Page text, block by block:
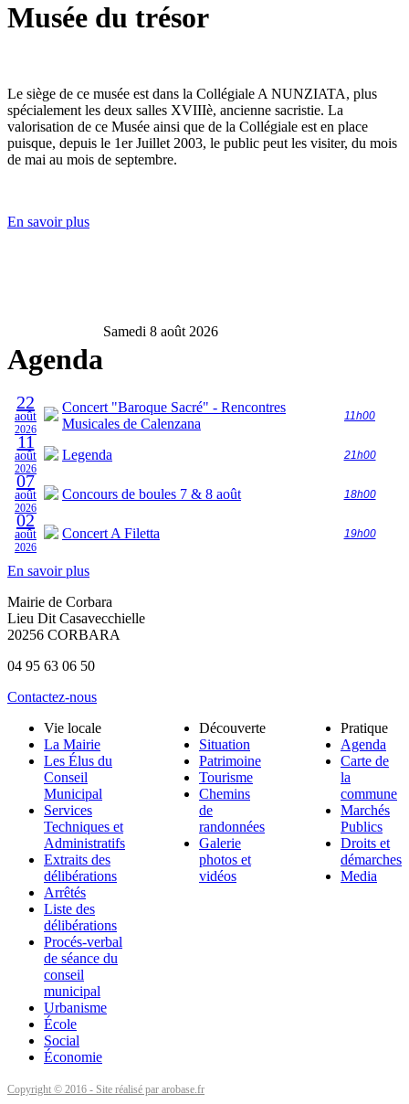
Musée du trésor
Le siège de ce musée est dans la Collégiale A NUNZIATA, plus
spécialement les deux salles XVIIIè, ancienne sacristie. La
valorisation de ce Musée ainsi que de la Collégiale est en place
puisque, depuis le 1er Juillet 2003, le public peut les visiter, du mois
de mai au mois de septembre.
En savoir plus
Agenda
Samedi 8 août 2026
22
août
2026
Concert "Baroque Sacré" - Rencontres
Musicales de Calenzana
11h00
11
août
2026
Legenda 21h00
07
août
2026
Concours de boules 7 & 8 août 18h00
02
août
2026
Concert A Filetta 19h00
En savoir plus
Mairie de Corbara
Lieu Dit Casavecchielle
20256 CORBARA
04 95 63 06 50
Contactez-nous
Vie locale
La Mairie
Les Élus du
Conseil
Municipal
Services
Techniques et
Administratifs
Extraits des
délibérations
Arrêtés
Liste des
délibérations
Procés-verbal
de séance du
conseil
municipal
Urbanisme
École
Social
Économie
Découverte
Situation
Patrimoine
Tourisme
Chemins
de
randonnées
Galerie
photos et
vidéos
Pratique
Agenda
Carte de
la
commune
Marchés
Publics
Droits et
démarches
Media
Copyright © 2016 - Site réalisé par arobase.fr